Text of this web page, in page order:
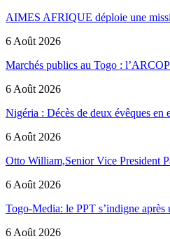
AIMES AFRIQUE déploie une
6 Août 2026
Marchés publics au Togo :
6 Août 2026
Nigéria : Décès de deux évêques en
6 Août 2026
Otto William,Senior Vice President
6 Août 2026
Togo-Media: le PPT s’indigne après
6 Août 2026